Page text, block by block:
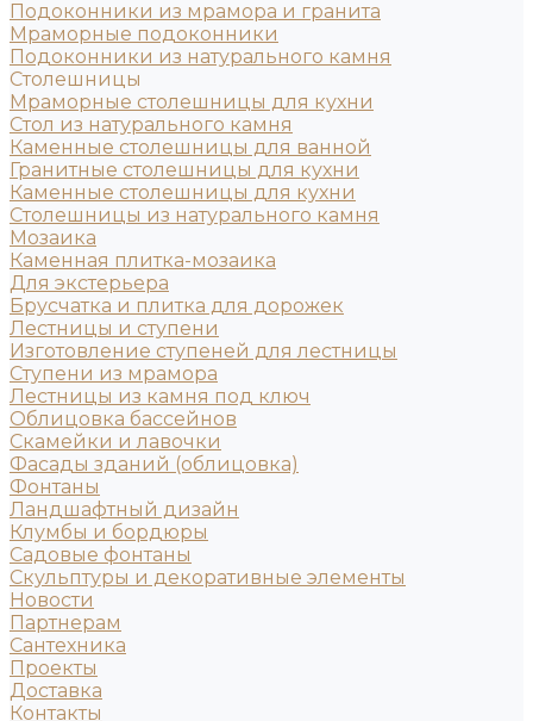
Подоконники из мрамора и гранита
Мраморные подоконники
Подоконники из натурального камня
Столешницы
Мраморные столешницы для кухни
Стол из натурального камня
Каменные столешницы для ванной
Гранитные столешницы для кухни
Каменные столешницы для кухни
Столешницы из натурального камня
Мозаика
Каменная плитка-мозаика
Для экстерьера
Брусчатка и плитка для дорожек
Лестницы и ступени
Изготовление ступеней для лестницы
Ступени из мрамора
Лестницы из камня под ключ
Облицовка бассейнов
Скамейки и лавочки
Фасады зданий (облицовка)
Фонтаны
Ландшафтный дизайн
Клумбы и бордюры
Садовые фонтаны
Скульптуры и декоративные элементы
Новости
Партнерам
Сантехника
Проекты
Доставка
Контакты